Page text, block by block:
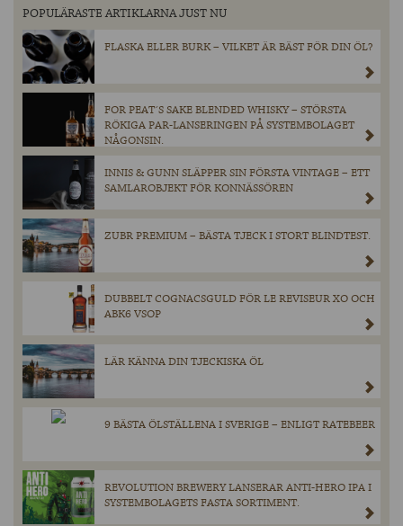
POPULÄRASTE ARTIKLARNA JUST NU
FLASKA ELLER BURK – VILKET ÄR BÄST FÖR DIN ÖL?
FOR PEAT´S SAKE BLENDED WHISKY – STÖRSTA
RÖKIGA PAR-LANSERINGEN PÅ SYSTEMBOLAGET
NÅGONSIN.
INNIS & GUNN SLÄPPER SIN FÖRSTA VINTAGE – ETT
SAMLAROBJEKT FÖR KONNÄSSÖREN
ZUBR PREMIUM – BÄSTA TJECK I STORT BLINDTEST.
DUBBELT COGNACSGULD FÖR LE REVISEUR XO OCH
ABK6 VSOP
LÄR KÄNNA DIN TJECKISKA ÖL
9 BÄSTA ÖLSTÄLLENA I SVERIGE – ENLIGT RATEBEER
REVOLUTION BREWERY LANSERAR ANTI-HERO IPA I
SYSTEMBOLAGETS FASTA SORTIMENT.